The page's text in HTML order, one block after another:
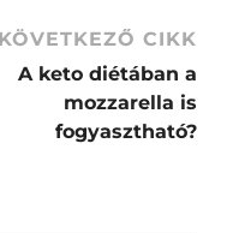
KÖVETKEZŐ CIKK
A keto diétában a
mozzarella is
fogyasztható?